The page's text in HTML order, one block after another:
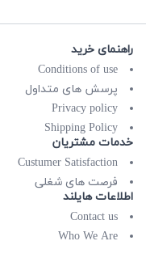
راهنمای خرید
Conditions of use
پرسش های متداول
Privacy policy
Shipping Policy
خدمات مشتریان
Custumer Satisfaction
فرصت های شغلی
اطلاعات هایلند
Contact us
Who We Are